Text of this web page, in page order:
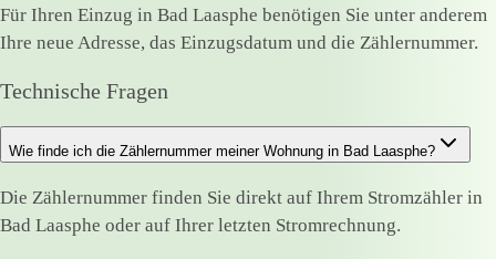
Für Ihren Einzug in Bad Laasphe benötigen Sie unter anderem
Ihre neue Adresse, das Einzugsdatum und die Zählernummer.
Technische Fragen
Wie finde ich die Zählernummer meiner Wohnung in Bad Laasphe?
Die Zählernummer finden Sie direkt auf Ihrem Stromzähler in
Bad Laasphe oder auf Ihrer letzten Stromrechnung.